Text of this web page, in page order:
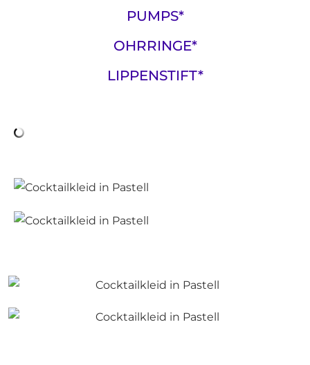
PUMPS*
OHRRINGE*
LIPPENSTIFT*